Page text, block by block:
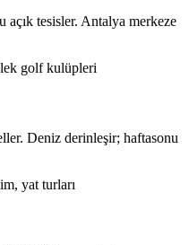
açık tesisler. Antalya merkeze
golf kulüpleri
Deniz derinleşir; haftasonu
yat turları